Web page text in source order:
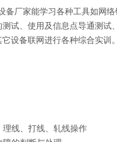
备厂家能学习各种工具如网
试、使用及信息点导通测试
设备联网进行各种综合实训。
理线、打线、轧线操作